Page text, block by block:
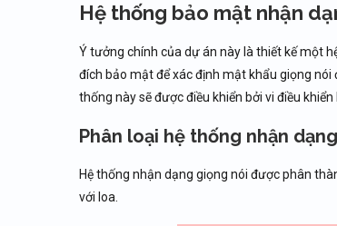
Hệ thống bảo mật nhận
Ý tưởng chính của dự án này là thiết kế một
đích bảo mật để xác định mật khẩu giọng
thống này sẽ được điều khiển bởi vi điều
Phân loại hệ thống nhận
Hệ thống nhận dạng giọng nói được phân
với loa.